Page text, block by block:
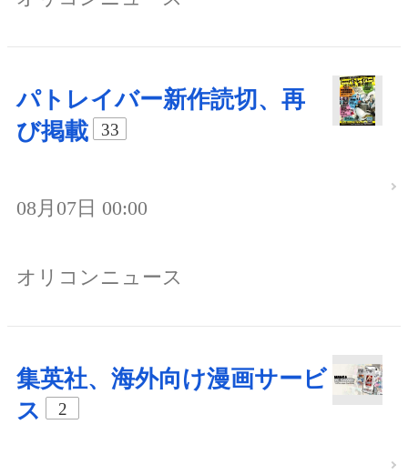
パトレイバー新作読切、再
び掲載
33
08月07日 00:00
オリコンニュース
集英社、海外向け漫画サービ
ス
2